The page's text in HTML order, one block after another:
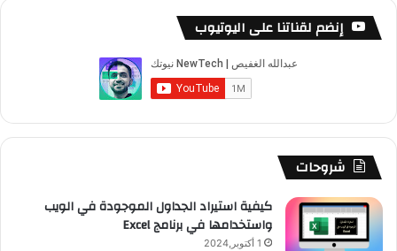
س
ك
o
u
u
e
س
ت
ر
م
ا
ب
ت
ش
ت
ق
ر
ا
ص
ا
ل
و
إنضم لقناتنا على اليوتيوب
شروحات
كيفية استيراد الجداول الموجودة في الويب
واستخدامها في برنامج Excel
1 أكتوبر,2024